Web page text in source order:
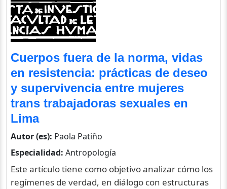
Cuerpos fuera de la norma, vidas
en resistencia: prácticas de deseo
y supervivencia entre mujeres
trans trabajadoras sexuales en
Lima
Autor (es): Paola Patiño
Especialidad: Antropología
Este artículo tiene como objetivo analizar cómo los
regímenes de verdad, en diálogo con estructuras